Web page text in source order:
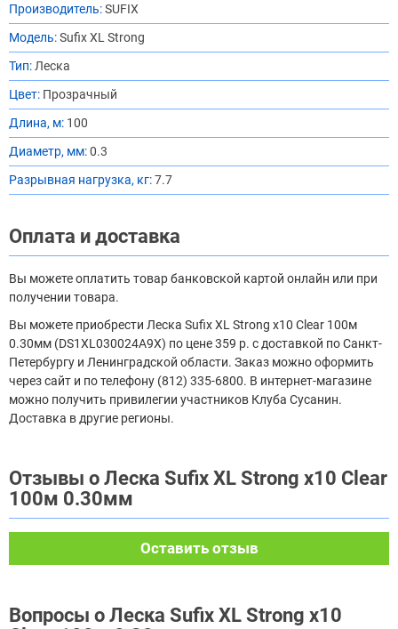
Производитель:SUFIX
Модель:Sufix XL Strong
Тип: Леска
Цвет: Прозрачный
Длина, м: 100
Диаметр, мм:0.3
Разрывная нагрузка, кг:7.7
Оплата и доставка
Вы можете оплатить товар банковской картой онлайн или при
получении товара.
Вы можете приобрести Леска Sufix XL Strong x10 Clear 100м
0.30мм (DS1XL030024A9X) по цене 359 р. с доставкой по Санкт-
Петербургу и Ленинградской области. Заказ можно оформить
через сайт и по телефону (812) 335-6800. В интернет-магазине
можно получить привилегии участников Клуба Сусанин.
Доставка в другие регионы.
Отзывы о Леска Sufix XL Strong x10 Clear
100м 0.30мм
Оставить отзыв
Вопросы о Леска Sufix XL Strong x10